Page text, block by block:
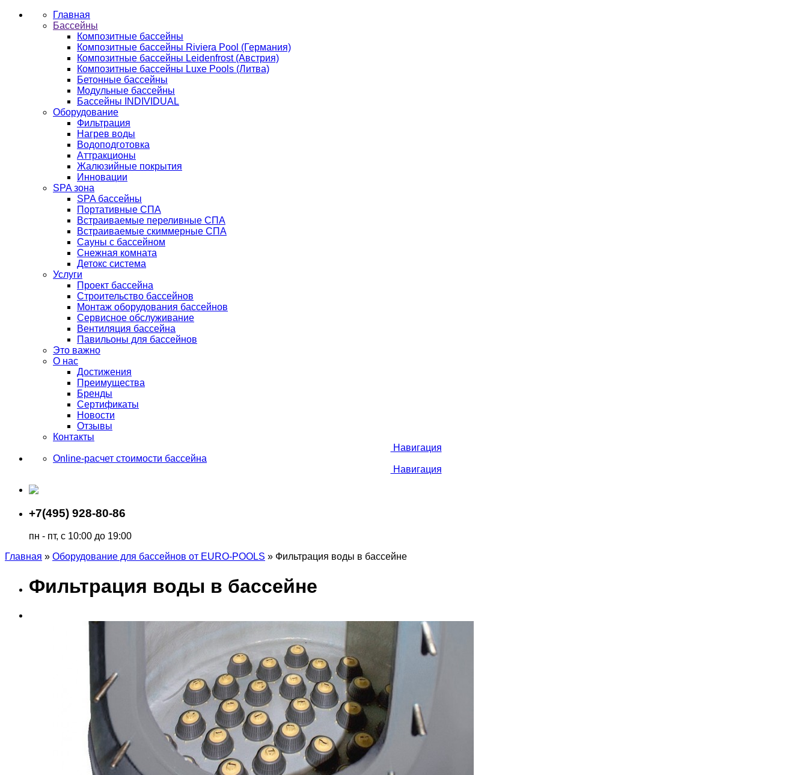
Главная
Бассейны
Композитные бассейны
Композитные бассейны Riviera Pool (Германия)
Композитные бассейны Leidenfrost (Австрия)
Композитные бассейны Luxe Pools (Литва)
Бетонные бассейны
Модульные бассейны
Бассейны INDIVIDUAL
Оборудование
Фильтрация
Нагрев воды
Водоподготовка
Аттракционы
Жалюзийные покрытия
Инновации
SPA зона
SPA бассейны
Портативные СПА
Встраиваемые переливные СПА
Встраиваемые скиммерные СПА
Сауны с бассейном
Снежная комната
Детокс система
Услуги
Проект бассейна
Строительство бассейнов
Монтаж оборудования бассейнов
Сервисное обслуживание
Вентиляция бассейна
Павильоны для бассейнов
Это важно
О нас
Достижения
Преимущества
Бренды
Сертификаты
Новости
Отзывы
Контакты
Навигация
Online-расчет стоимости бассейна
Навигация
+7(495) 928-80-86
пн - пт, с 10:00 до 19:00
Главная » Оборудование для бассейнов от EURO-POOLS » Фильтрация воды в бассейне
Фильтрация воды в бассейне